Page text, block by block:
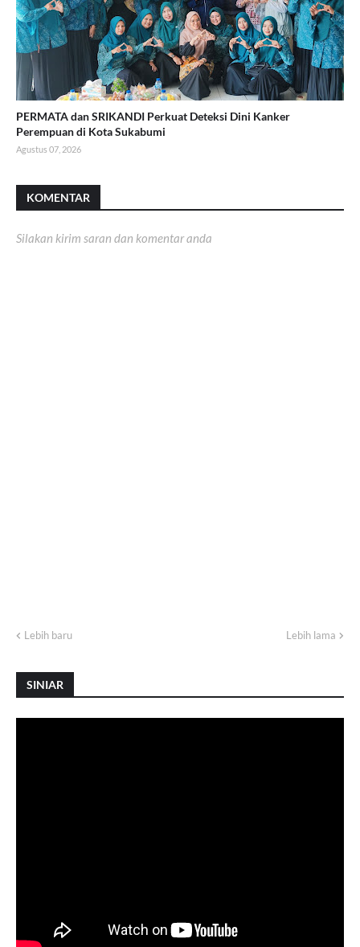
PERMATA dan SRIKANDI Perkuat Deteksi Dini Kanker
Perempuan di Kota Sukabumi
Agustus 07, 2026
KOMENTAR
Silakan kirim saran dan komentar anda
Lebih baru Lebih lama
SINIAR